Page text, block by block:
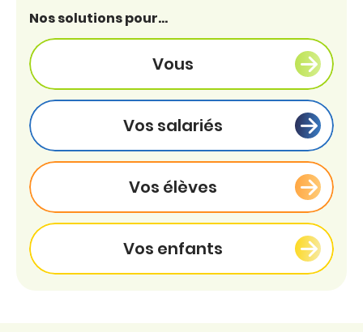
Nos solutions pour...
Vous
Vos salariés
Vos élèves
Vos enfants